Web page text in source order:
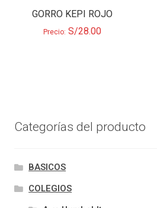
GORRO KEPI ROJO
Precio: S/28.00
Categorías del producto
BASICOS
COLEGIOS